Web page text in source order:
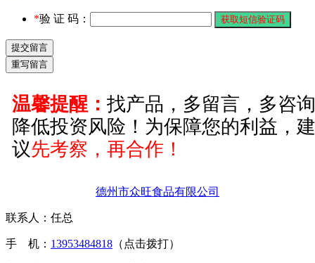
*验 证 码：
温馨提醒： 找产品，多留言，多咨询
降低投资风险！为保障您的利益，建
议先考察，再合作！
德州市众旺食品有限公司
联系人：任总
手 机： 13953484818 （点击拨打）